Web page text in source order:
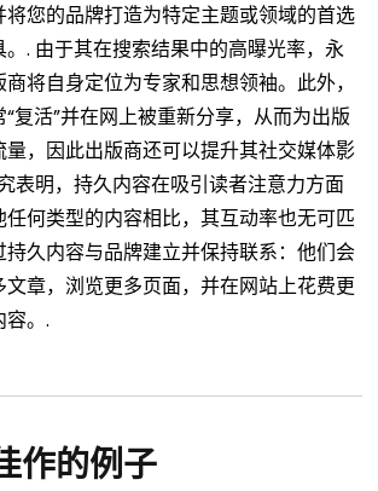
您的品牌打造为特定主题或领域的首选
. 由于其在搜索结果中的高曝光率，永
将自身定位为专家和思想领袖。此外，
复活”并在网上被重新分享，从而为出版
，因此出版商还可以提升其社交媒体影
表明，持久内容在吸引读者注意力方面
何类型的内容相比，其互动率也无可匹
久内容与品牌建立并保持联系：他们会
章，浏览更多页面，并在网站上花费更
。.
作的例子